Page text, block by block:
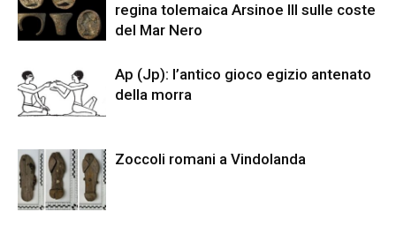
regina tolemaica Arsinoe III sulle coste
del Mar Nero
Ap (Jp): l’antico gioco egizio antenato
della morra
Zoccoli romani a Vindolanda